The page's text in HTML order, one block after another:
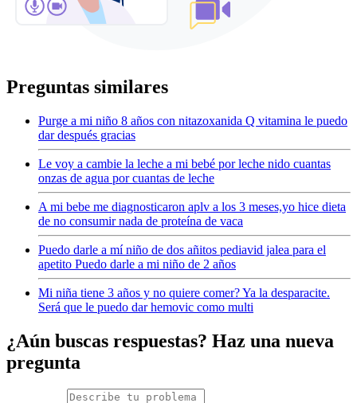
Preguntas similares
Purge a mi niño 8 años con nitazoxanida Q vitamina le puedo
dar después gracias
Le voy a cambie la leche a mi bebé por leche nido cuantas
onzas de agua por cuantas de leche
A mi bebe me diagnosticaron aplv a los 3 meses,yo hice dieta
de no consumir nada de proteína de vaca
Puedo darle a mí niño de dos añitos pediavid jalea para el
apetito Puedo darle a mi niño de 2 años
Mi niña tiene 3 años y no quiere comer? Ya la desparacite.
Será que le puedo dar hemovic como multi
¿Aún buscas respuestas? Haz una nueva
pregunta